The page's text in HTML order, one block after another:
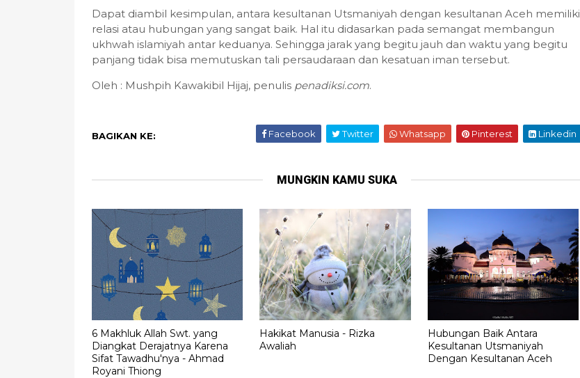
Dapat diambil kesimpulan, antara kesultanan Utsmaniyah dengan kesultanan Aceh memiliki
relasi atau hubungan yang sangat baik. Hal itu didasarkan pada semangat membangun
ukhwah islamiyah antar keduanya. Sehingga jarak yang begitu jauh dan waktu yang begitu
panjang tidak bisa memutuskan tali persaudaraan dan kesatuan iman tersebut.
Oleh : Mushpih Kawakibil Hijaj, penulis penadiksi.com.
BAGIKAN KE: Facebook Twitter Whatsapp Pinterest Linkedin
MUNGKIN KAMU SUKA
6 Makhluk Allah Swt. yang
Diangkat Derajatnya Karena
Sifat Tawadhu'nya - Ahmad
Royani Thiong
Hakikat Manusia - Rizka
Awaliah
Hubungan Baik Antara
Kesultanan Utsmaniyah
Dengan Kesultanan Aceh